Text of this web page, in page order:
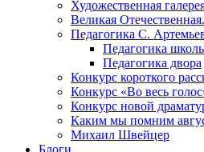
Художественная
Великая
Педагогика С.
Педагогика
Педагогика двора
Конкурс короткого
Конкурс «Во весь
Конкурс новой
Каким мы помним
Михаил Швейцер